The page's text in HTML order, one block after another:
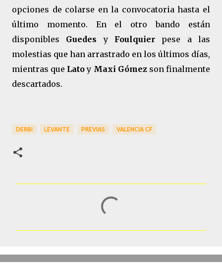
opciones de colarse en la convocatoria hasta el
último momento. En el otro bando están
disponibles Guedes y Foulquier pese a las
molestias que han arrastrado en los últimos días,
mientras que Latoy Maxi Gómezson finalmente
descartados.
DERBI LEVANTE PREVIAS VALENCIA CF
n